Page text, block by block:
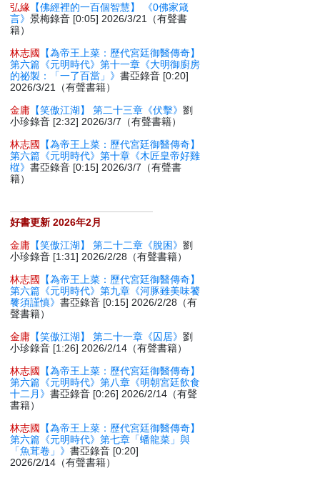
弘緣 【佛經裡的一百個智慧】 《0佛家箴
言》景梅錄音 [0:05] 2026/3/21（有聲書
籍）
林志國
【為帝王上菜：歷代宮廷御醫傳奇】
第六篇《元明時代》第十一章《大明御廚房
的祕製：「一了百當」》書亞錄音 [0:20]
2026/3/21（有聲書籍）
金庸 【笑傲江湖】 第二十三章《伏擊》劉
小珍錄音 [2:32] 2026/3/7（有聲書籍）
林志國
【為帝王上菜：歷代宮廷御醫傳奇】
第六篇《元明時代》第十章《木匠皇帝好雞
樅》書亞錄音 [0:15] 2026/3/7（有聲書
籍）
好書更新 2026年2月
金庸 【笑傲江湖】 第二十二章《脫困》劉
小珍錄音 [1:31] 2026/2/28（有聲書籍）
林志國
【為帝王上菜：歷代宮廷御醫傳奇】
第六篇《元明時代》第九章《河豚雖美味饕
餮須謹慎》書亞錄音 [0:15] 2026/2/28（有
聲書籍）
金庸 【笑傲江湖】 第二十一章《囚居》劉
小珍錄音 [1:26] 2026/2/14（有聲書籍）
林志國
【為帝王上菜：歷代宮廷御醫傳奇】
第六篇《元明時代》第八章《明朝宮廷飲食
十二月》書亞錄音 [0:26] 2026/2/14（有聲
書籍）
林志國
【為帝王上菜：歷代宮廷御醫傳奇】
第六篇《元明時代》第七章「蟠龍菜」與
「魚茸卷」》書亞錄音 [0:20]
2026/2/14（有聲書籍）